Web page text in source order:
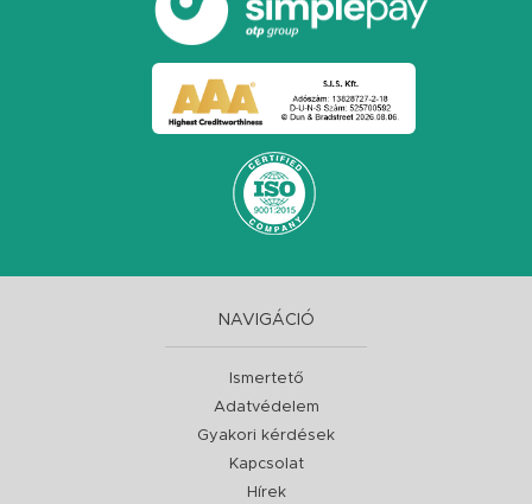
NAVIGÁCIÓ
Ismertető
Adatvédelem
Gyakori kérdések
Kapcsolat
Hírek